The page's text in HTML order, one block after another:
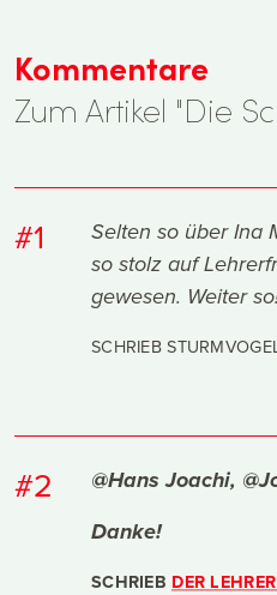
Kommentare
Zum Artikel "Die
#1
Selten so über Ina
so stolz auf
gewesen. Weiter
SCHRIEB
#2
@Hans Joachi,
Danke!
SCHRIEB DER